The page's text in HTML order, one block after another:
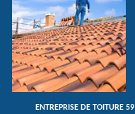
ENTREPRISE DE TOITURE 59